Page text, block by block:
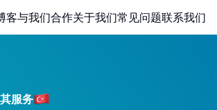
客与我们合作关于我们常见问题联系我们
服务